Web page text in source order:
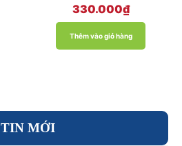
Được xếp
5.00
330.000₫
Thêm vào giỏ hàng
TIN MỚI